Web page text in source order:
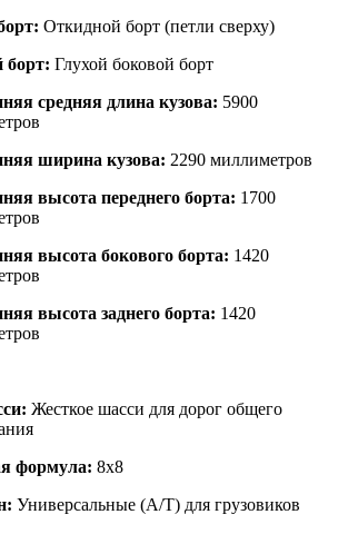
: Откидной борт (петли сверху)
борт: Глухой боковой борт
средняя длина кузова: 5900
ширина кузова: 2290 миллиметров
высота переднего борта: 1700
высота бокового борта: 1420
высота заднего борта: 1420
: Жесткое шасси для дорог общего
формула: 8x8
: Универсальные (A/T) для грузовиков